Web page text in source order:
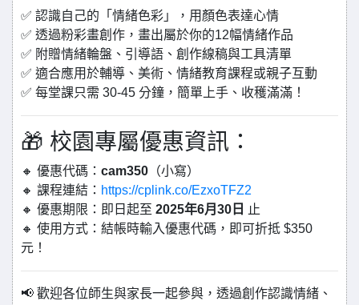
✅ 認識自己的「情緒色彩」，用顏色表達心情
✅ 透過粉彩畫創作，畫出屬於你的12幅情緒作品
✅ 附贈情緒輪盤、引導語、創作線稿與工具清單
✅ 適合應用於輔導、美術、情緒教育課程或親子互動
✅ 每堂課只需 30-45 分鐘，簡單上手、收穫滿滿！
🎁 校園專屬優惠資訊：
🔸 優惠代碼： cam350 （小寫）
🔸 課程連結： https://cplink.co/EzxoTFZ2
🔸 優惠期限：即日起至 2025年6月30日
止
🔸 使用方式：結帳時輸入優惠代碼，即可折抵 $350
元！
📢 歡迎各位師生與家長一起參與，透過創作認識情緒、